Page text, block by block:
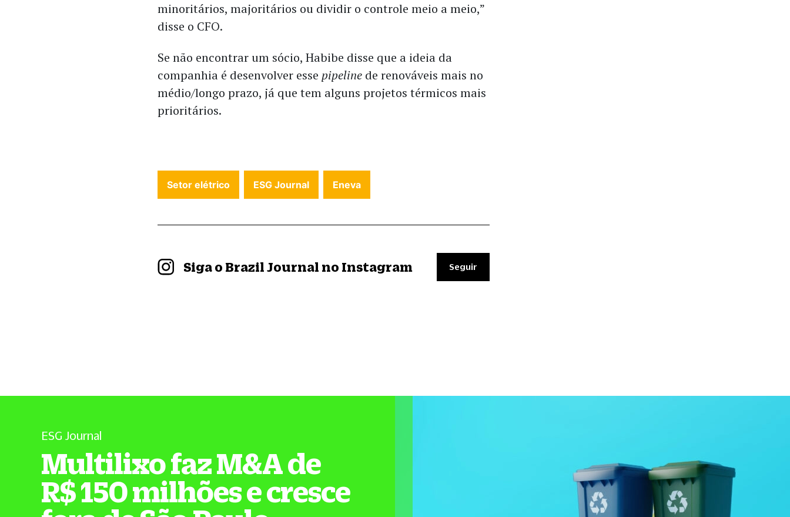
minoritários, majoritários ou dividir o controle meio a meio,”
disse o CFO.
Se não encontrar um sócio, Habibe disse que a ideia da
companhia é desenvolver esse pipeline de renováveis mais no
médio/longo prazo, já que tem alguns projetos térmicos mais
prioritários.
Setor elétrico ESG Journal Eneva
Siga o Brazil Journal no Instagram Seguir
ESG Journal
Multilixo faz M&A de
R$ 150 milhões e cresce